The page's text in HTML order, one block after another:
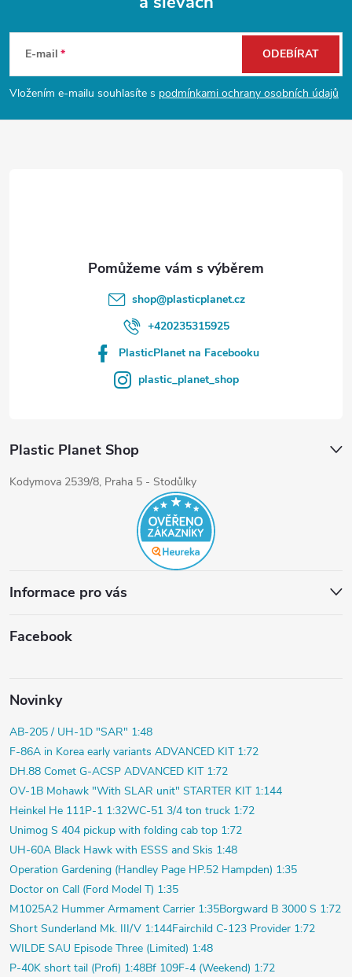
p
a
E-mail
Vložením e-mailu souhlasíte s podmínkami ochrany osobních údajů
ODEBÍRAT
shop@plasticplanet.cz
+420235315925
PlasticPlanet na Facebooku
plastic_planet_shop
Plastic Planet Shop
Kodymova 2539/8, Praha 5 - Stodůlky
Informace pro vás
Facebook
Novinky
AB-205 / UH-1D "SAR" 1:48
F-86A in Korea early variants ADVANCED KIT 1:72
DH.88 Comet G-ACSP ADVANCED KIT 1:72
OV-1B Mohawk "With SLAR unit" STARTER KIT 1:144
Heinkel He 111P-1 1:32WC-51 3/4 ton truck 1:72
Unimog S 404 pickup with folding cab top 1:72
UH-60A Black Hawk with ESSS and Skis 1:48
Operation Gardening (Handley Page HP.52 Hampden) 1:35
Doctor on Call (Ford Model T) 1:35
M1025A2 Hummer Armament Carrier 1:35Borgward B 3000 S 1:72
Short Sunderland Mk. III/V 1:144Fairchild C-123 Provider 1:72
WILDE SAU Episode Three (Limited) 1:48
P-40K short tail (Profi) 1:48Bf 109F-4 (Weekend) 1:72